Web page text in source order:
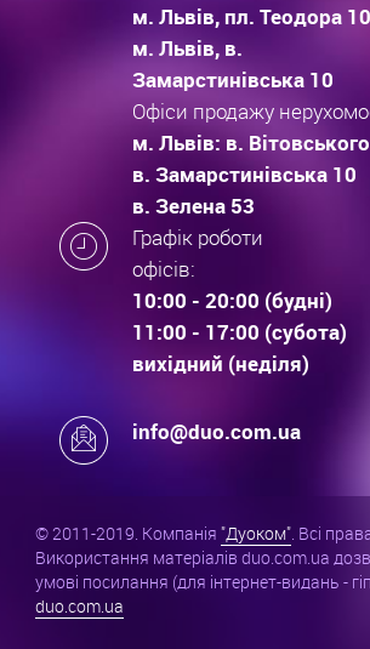
м. Львів, пл. Теодора 10
м. Львів, в.
Замарстинівська 10
Офіси продажу
м. Львів: в.
в. Замарстинівська 10
в. Зелена 53
Графік роботи
офісів:
10:00 - 20:00 (будні)
11:00 - 17:00 (субота)
вихідний (неділя)
info@duo.com.ua
© 2011-2019. Компанія "Дуоком". Всі
Використання матеріалів duo.com.ua
умові посилання (для інтернет-видань -
duo.com.ua